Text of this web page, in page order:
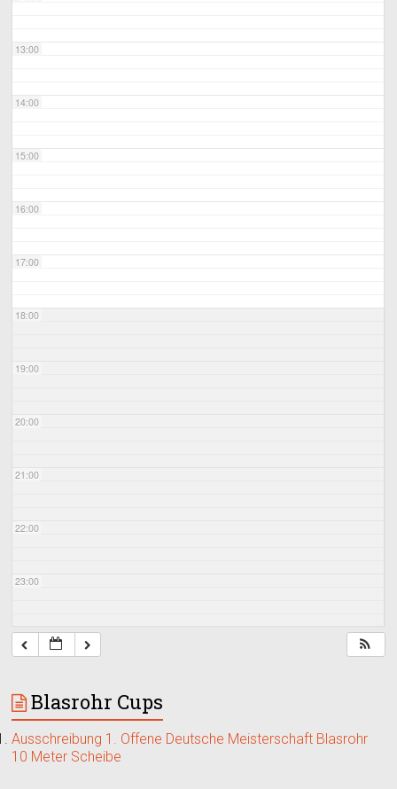
13:00
14:00
15:00
16:00
17:00
18:00
19:00
20:00
21:00
22:00
23:00
Blasrohr Cups
Ausschreibung 1. Offene Deutsche Meisterschaft Blasrohr
10 Meter Scheibe